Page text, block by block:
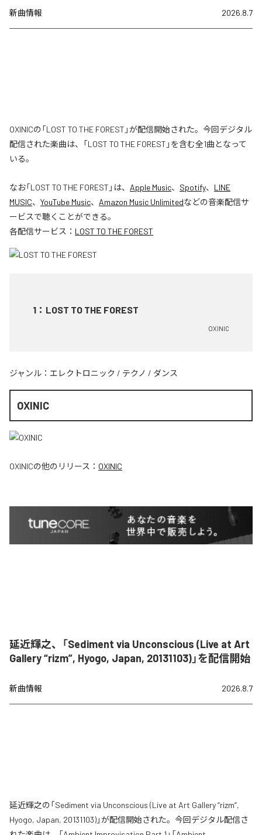
新曲情報 2026.8.7
OXINICの「LOST TO THE FOREST」が配信開始された。今回デジタル
配信された楽曲は、「LOST TO THE FOREST」を含む全1曲となって
いる。
なお「LOST TO THE FOREST 」は、 Apple Music、 Spotify、 LINE
MUSIC、 YouTube Music、 Amazon Music Unlimitedなどの音楽配信サ
ービスで聴くことができる。
各配信サービス： LOST TO THE FOREST
1 ： LOST TO THE FOREST
OXINIC
ジャンル： エレクトロニック / テクノ / ダンス
OXINIC
OXINICの他のリリース： OXINIC
延近輝之、「Sediment via Unconscious (Live at Art
Gallery “rizm”, Hyogo, Japan, 20131103)」を配信開始
新曲情報 2026.8.7
延近輝之の「Sediment via Unconscious (Live at Art Gallery “rizm”,
Hyogo, Japan, 20131103)」が配信開始された。今回デジタル配信さ